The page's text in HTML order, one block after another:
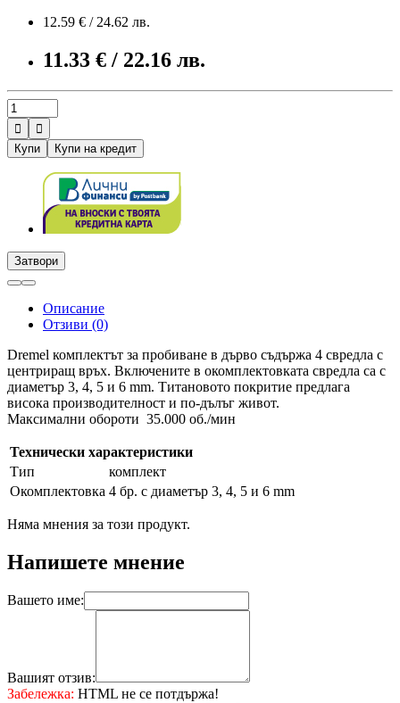
12.59 € / 24.62 лв.
11.33 € / 22.16 лв.


Купи
Купи на кредит
Затвори
Описание
Отзиви (0)
Dremel комплектът за пробиване в дърво съдържа 4 свредла с
центриращ връх. Включените в окомплектовката свредла са с
диаметър 3, 4, 5 и 6 mm. Титановото покритие предлага
висока производителност и по-дълъг живот.
Максимални обороти 35.000 об./мин
Технически характеристики
Тип
комплект
Окомплектовка 4 бр. с диаметър 3, 4, 5 и 6 mm
Няма мнения за този продукт.
Напишете мнение
Вашето име:
Вашият отзив:
Забележка: HTML не се потдържа!